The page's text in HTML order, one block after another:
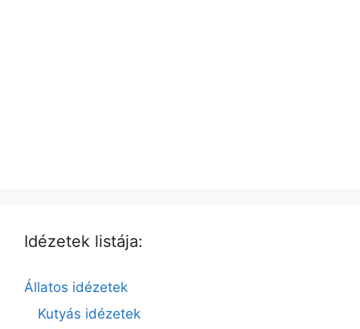
Idézetek listája:
Állatos idézetek
Kutyás idézetek